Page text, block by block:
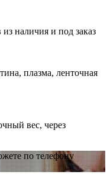
наличия и под заказ
плазма, ленточная
вес, через
по телефону